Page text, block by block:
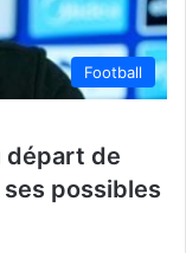
Football
départ de
possibles